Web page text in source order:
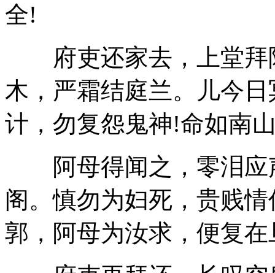
全!
府吏还家去，上堂拜
木，严霜结庭兰。儿今
计，勿复怨鬼神!命如南
阿母得闻之，零泪应
阁。慎勿为妇死，贵贱
郭，阿母为汝求，便复在